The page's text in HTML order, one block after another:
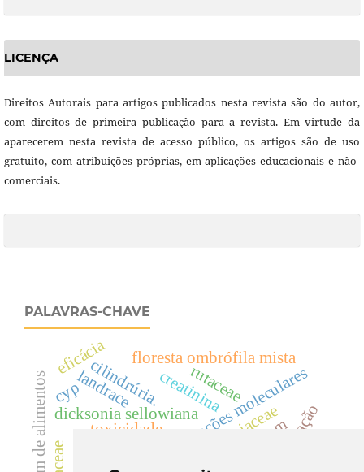
LICENÇA
Direitos Autorais para artigos publicados nesta revista são do autor,
com direitos de primeira publicação para a revista. Em virtude da
aparecerem nesta revista de acesso público, os artigos são de uso
gratuito, com atribuições próprias, em aplicações educacionais e não-
comerciais.
PALAVRAS-CHAVE
predição de interações moleculares
creatinina
dicksoniaceae
dicksonia sellowiana
cilindrúria.floresta ombrófila mista
landrace rutaceae
eficácia
toxicidade.
cyp